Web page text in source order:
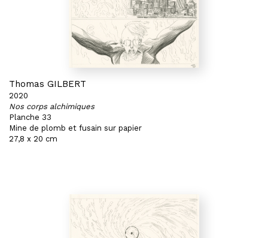
Thomas GILBERT
2020
Nos corps alchimiques
Planche 33
Mine de plomb et fusain sur papier
27,8 x 20 cm